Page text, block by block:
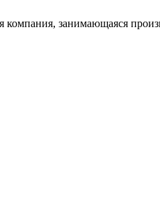
занимающаяся